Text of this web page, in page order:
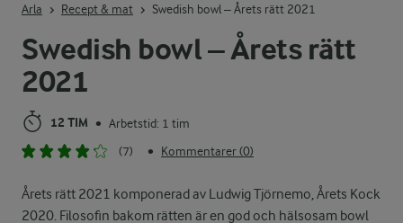
Swedish bowl – Årets rätt
2021
12 TIM • Arbetstid: 1 tim
(7)
• Kommentarer (0)
Årets rätt 2021 komponerad av Ludwig Tjörnemo, Årets Kock
2020. Filosofin bakom rätten är en god och hälsosam bowl
Arla Recept & mat Swedish bowl – Årets rätt 2021